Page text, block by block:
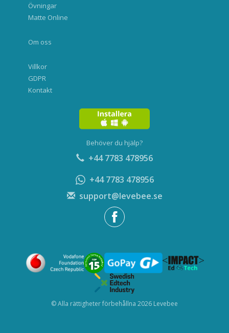
Övningar
Matte Online
Om oss
Villkor
GDPR
Kontakt
Behöver du hjälp?
+44 7783 478956
+44 7783 478956
support@levebee.se
© Alla rättigheter förbehållna 2026 Levebee